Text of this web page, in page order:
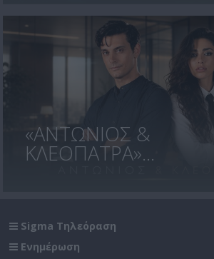
«ΑΝΤΩΝΙΟΣ &
ΚΛΕΟΠΑΤΡΑ»...
Sigma Τηλεόραση
Ενημέρωση